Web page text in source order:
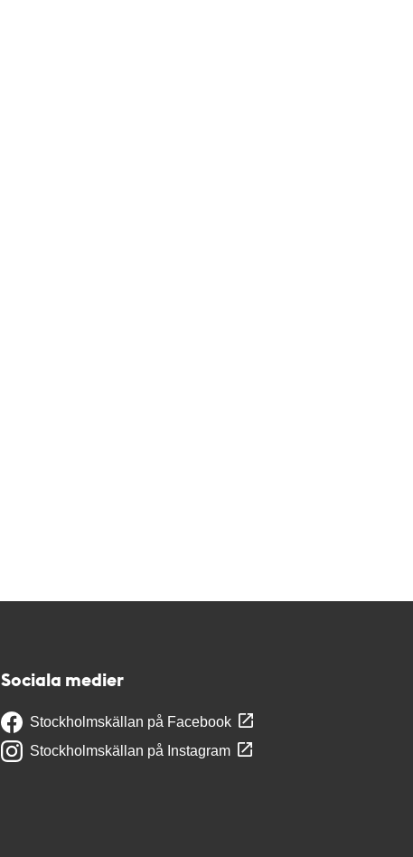
Sociala medier
Stockholmskällan på Facebook
Stockholmskällan på Instagram